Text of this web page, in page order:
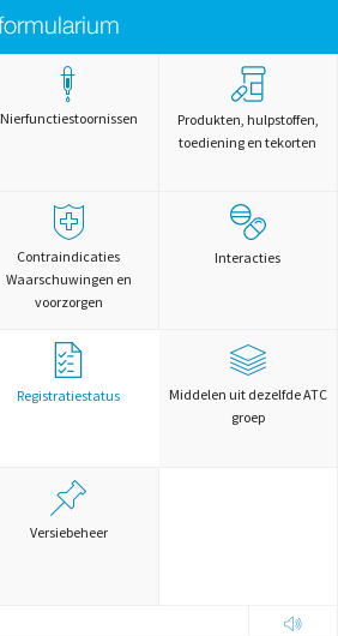
Nierfunctiestoornissen
Produkten, hulpstoffen,
toediening en tekorten
Contraindicaties
Waarschuwingen en
voorzorgen
Interacties
Registratiestatus
Middelen uit dezelfde ATC
groep
Versiebeheer